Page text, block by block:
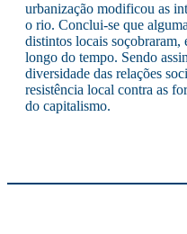
urbanização modificou as
o rio. Conclui-se que
distintos locais soçobraram,
longo do tempo. Sendo
diversidade das relações
resistência local contra as
do capitalismo.